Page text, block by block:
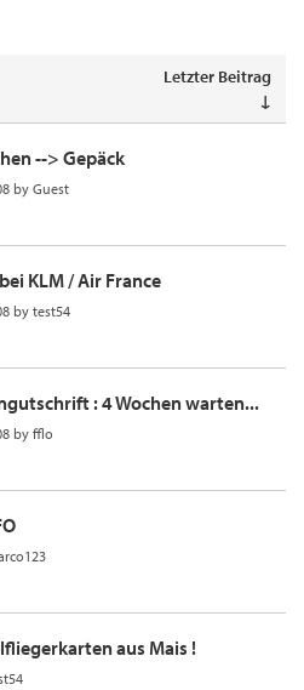
Letzter Beitrag
↓
--> Gepäck
by Guest
KLM / Air France
by test54
: 4 Wochen warten...
by fflo
aus Mais !